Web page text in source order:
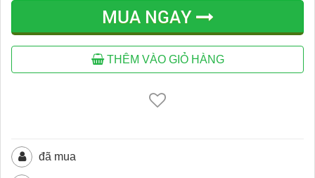
MUA NGAY
THÊM VÀO GIỎ HÀNG
đã mua